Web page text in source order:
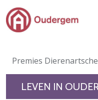
Ga naar de hoofdinhoud
Evenementen &
eLoket
Premies
LEVEN IN